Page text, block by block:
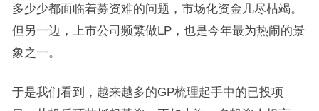
多少少都面临着募资难的问题，市场化资金几尽枯竭。
但另一边，上市公司频繁做LP，也是今年最为热闹的景
象之一。
于是我们看到，越来越多的GP梳理起手中的已投项